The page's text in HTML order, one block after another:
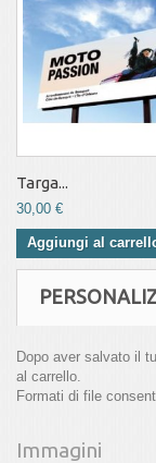
Targa...
30,00 €
Aggiungi al
Dopo aver salvato il
al carrello.
Formati di file
Immagini